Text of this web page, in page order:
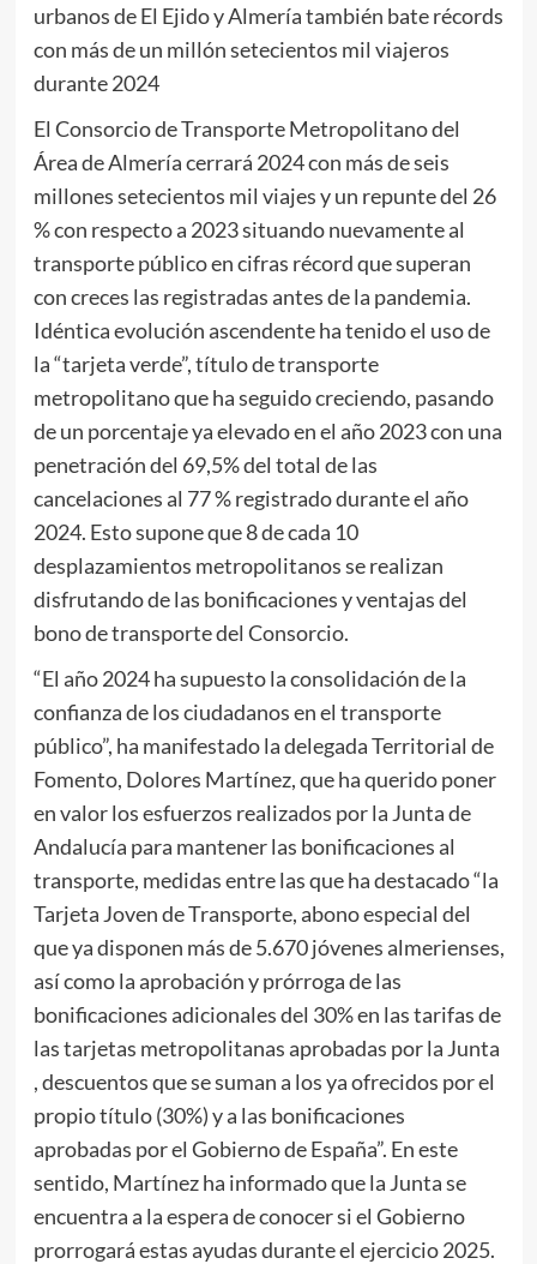
urbanos de El Ejido y Almería también bate récords
con más de un millón setecientos mil viajeros
durante 2024
El Consorcio de Transporte Metropolitano del
Área de Almería cerrará 2024 con más de seis
millones setecientos mil viajes y un repunte del 26
% con respecto a 2023 situando nuevamente al
transporte público en cifras récord que superan
con creces las registradas antes de la pandemia.
Idéntica evolución ascendente ha tenido el uso de
la “tarjeta verde”, título de transporte
metropolitano que ha seguido creciendo, pasando
de un porcentaje ya elevado en el año 2023 con una
penetración del 69,5% del total de las
cancelaciones al 77 % registrado durante el año
2024. Esto supone que 8 de cada 10
desplazamientos metropolitanos se realizan
disfrutando de las bonificaciones y ventajas del
bono de transporte del Consorcio.
“El año 2024 ha supuesto la consolidación de la
confianza de los ciudadanos en el transporte
público”, ha manifestado la delegada Territorial de
Fomento, Dolores Martínez, que ha querido poner
en valor los esfuerzos realizados por la Junta de
Andalucía para mantener las bonificaciones al
transporte, medidas entre las que ha destacado “la
Tarjeta Joven de Transporte, abono especial del
que ya disponen más de 5.670 jóvenes almerienses,
así como la aprobación y prórroga de las
bonificaciones adicionales del 30% en las tarifas de
las tarjetas metropolitanas aprobadas por la Junta
, descuentos que se suman a los ya ofrecidos por el
propio título (30%) y a las bonificaciones
aprobadas por el Gobierno de España”. En este
sentido, Martínez ha informado que la Junta se
encuentra a la espera de conocer si el Gobierno
prorrogará estas ayudas durante el ejercicio 2025.